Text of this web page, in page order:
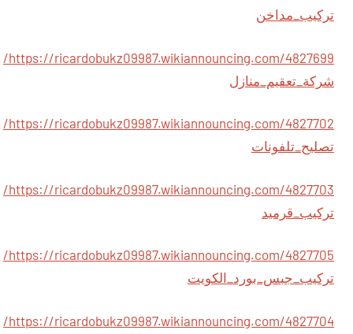
تركيب_مداخن
https://ricardobukz09987.wikiannouncing.com/4827699/
شركة_تعقيم_منازل
https://ricardobukz09987.wikiannouncing.com/4827702/
تصليح_تلفونات
https://ricardobukz09987.wikiannouncing.com/4827703/
تركيب_قرميد
https://ricardobukz09987.wikiannouncing.com/4827705/
تركيب_جبس_بورد_الكويت
https://ricardobukz09987.wikiannouncing.com/4827704/